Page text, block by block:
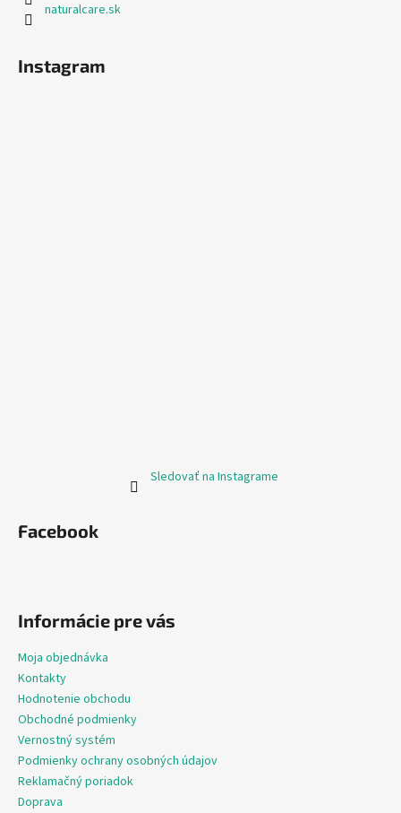
naturalcare.sk
Instagram
Sledovať na Instagrame
Facebook
Informácie pre vás
Moja objednávka
Kontakty
Hodnotenie obchodu
Obchodné podmienky
Vernostný systém
Podmienky ochrany osobných údajov
Reklamačný poriadok
Doprava